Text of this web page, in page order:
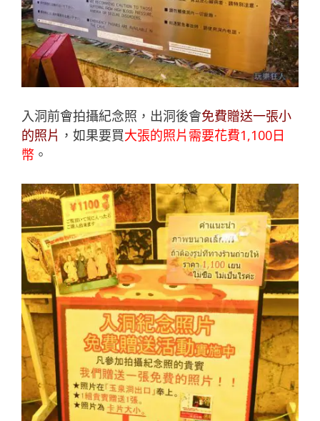
入洞前會拍攝紀念照，出洞後會免費贈送一張小
的照片 ，如果要買大張的照片需要花費1,100日
幣 。